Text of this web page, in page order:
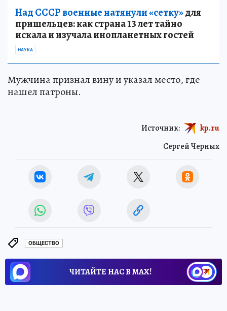
Над СССР военные натянули «сетку»для
пришельцев: как страна 13 лет тайно
искала и изучала инопланетных гостей
НАУКА
Мужчина признал вину и указал место, где
нашел патроны.
Сергей Черных
Источник: kp.ru
ОБЩЕСТВО
ЧИТАЙТЕ НАС В МАХ!